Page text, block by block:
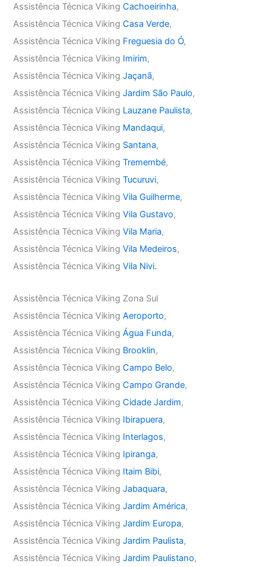
Assistência Técnica VikingCachoeirinha,
Assistência Técnica VikingCasa Verde,
Assistência Técnica Viking Freguesia do Ó,
Assistência Técnica Viking Imirim,
Assistência Técnica VikingJaçanã,
Assistência Técnica VikingJardim São Paulo,
Assistência Técnica Viking Lauzane Paulista,
Assistência Técnica Viking Mandaqui,
Assistência Técnica Viking Santana,
Assistência Técnica VikingTremembé,
Assistência Técnica VikingTucuruvi,
Assistência Técnica VikingVila Guilherme,
Assistência Técnica VikingVila Gustavo,
Assistência Técnica VikingVila Maria,
Assistência Técnica VikingVila Medeiros,
Assistência Técnica VikingVila Nivi.
Assistência Técnica Viking Zona Sul
Assistência Técnica VikingAeroporto,
Assistência Técnica VikingÁgua Funda,
Assistência Técnica Viking Brooklin,
Assistência Técnica VikingCampo Belo,
Assistência Técnica VikingCampo Grande,
Assistência Técnica VikingCidade Jardim,
Assistência Técnica Viking Ibirapuera,
Assistência Técnica Viking Interlagos,
Assistência Técnica Viking Ipiranga,
Assistência Técnica Viking Itaim Bibi,
Assistência Técnica VikingJabaquara,
Assistência Técnica VikingJardim América,
Assistência Técnica VikingJardim Europa,
Assistência Técnica VikingJardim Paulista,
Assistência Técnica VikingJardim Paulistano,